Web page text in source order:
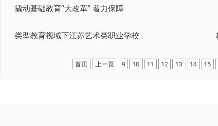
撬动基础教育“大改革” 着力保障
类型教育视域下江苏艺术类职业学校
首页 上一页 9 10 11 12 13 14 15